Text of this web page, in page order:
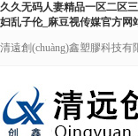
久久无码人妻精品一区二区
妇乱子伦_麻豆视传媒官方网
清遠創(chuàng)鑫塑膠科技有